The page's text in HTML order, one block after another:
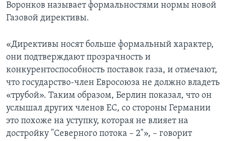
Воронков называет формальностями нормы новой
Газовой директивы.
«Директивы носят больше формальный характер,
они подтверждают прозрачность и
конкурентоспособность поставок газа, и отмечают,
что государство-член Евросоюза не должно владеть
«трубой». Таким образом, Берлин показал, что он
услышал других членов ЕС, со стороны Германии
это похоже на уступку, которая не влияет на
достройку "Северного потока – 2"», – говорит